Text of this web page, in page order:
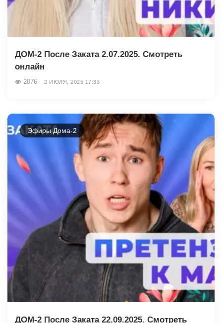
ДОМ-2 После Заката 2.07.2025. Смотреть
онлайн
2076 2 ИЮЛЯ, 2025 17:33
Эфиры Дома-2
ДОМ-2 После Заката 22.09.2025. Смотреть